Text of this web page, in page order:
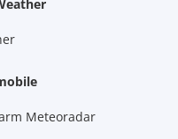
Meteoradar